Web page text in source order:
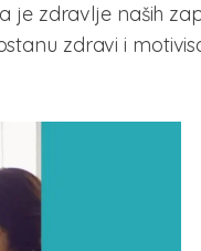
je zdravlje naših
zdravi i